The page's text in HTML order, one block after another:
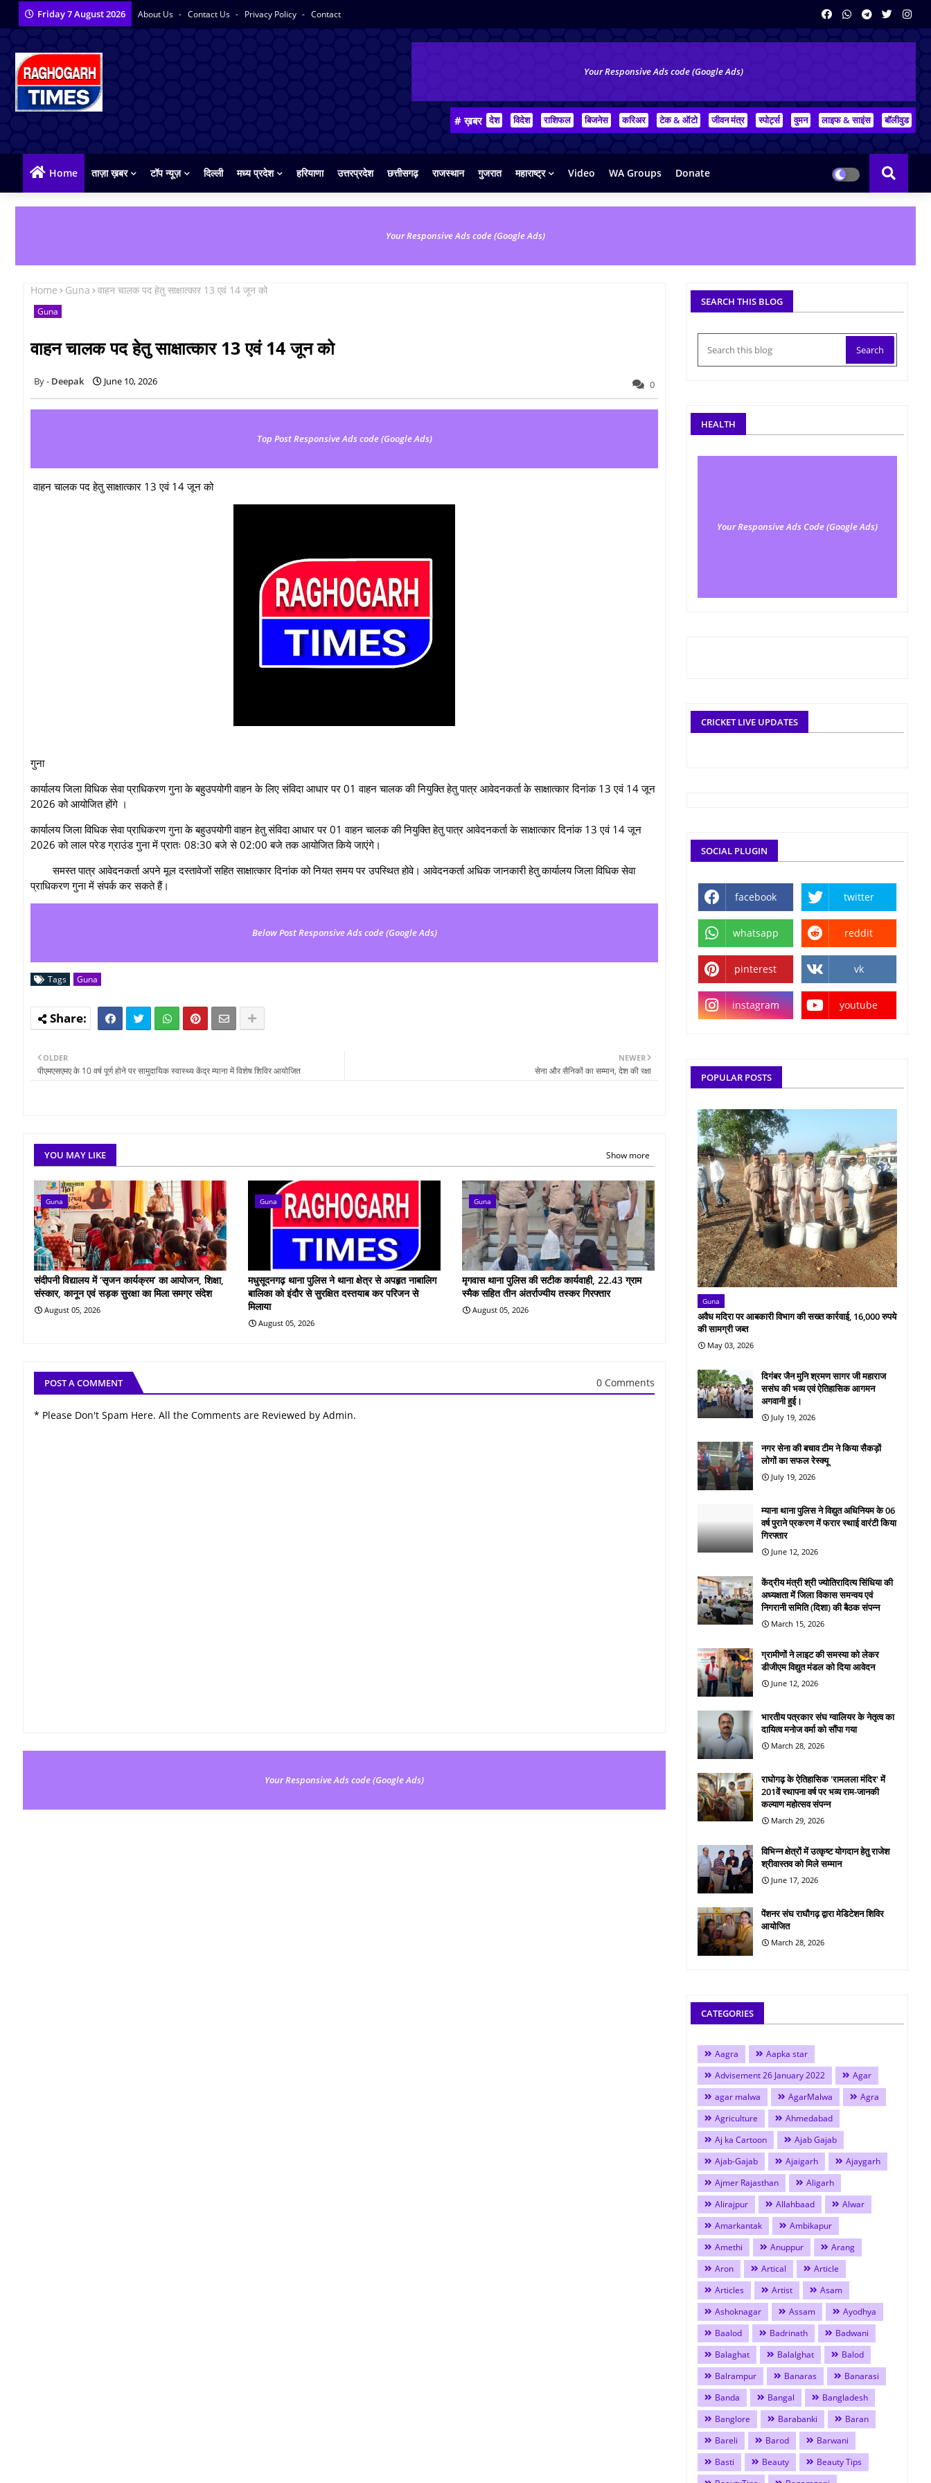
Friday 7 August 2026 About Us Contact Us Privacy Policy Contact
Your Responsive Ads code (Google Ads)
# ख़बर देश विदेश राशिफल बिजनेस करिअर टेक & ऑटो जीवन मंत्र स्पोर्ट्स वुमन लाइफ & साइंस बॉलीवुड
Home ताज़ा ख़बर टॉप न्यूज़ दिल्ली मध्य प्रदेश हरियाणा उत्तरप्रदेश छत्तीसगढ़ राजस्थान गुजरात महाराष्ट्र Video WA Groups Donate
Your Responsive Ads code (Google Ads)
Home Guna वाहन चालक पद हेतु साक्षात्कार 13 एवं 14 जून को
Guna
वाहन चालक पद हेतु साक्षात्कार 13 एवं 14 जून को
Deepak June 10, 2026 0
Top Post Responsive Ads code (Google Ads)
वाहन चालक पद हेतु साक्षात्कार 13 एवं 14 जून को
गुना
कार्यालय जिला विधिक सेवा प्राधिकरण गुना के बहुउपयोगी वाहन के लिए संविदा आधार पर 01 वाहन चालक की नियुक्ति हेतु पात्र आवेदनकर्ता के साक्षात्कार दिनांक 13 एवं 14 जून
2026 को आयोजित होंगे ।
कार्यालय जिला विधिक सेवा प्राधिकरण गुना के बहुउपयोगी वाहन हेतु संविदा आधार पर 01 वाहन चालक की नियुक्ति हेतु पात्र आवेदनकर्ता के साक्षात्कार दिनांक 13 एवं 14 जून
2026 को लाल परेड ग्राउंड गुना में प्रातः 08:30 बजे से 02:00 बजे तक आयोजित किये जाएंगे।
समस्त पात्र आवेदनकर्ता अपने मूल दस्तावेजों सहित साक्षात्कार दिनांक को नियत समय पर उपस्थित होवे। आवेदनकर्ता अधिक जानकारी हेतु कार्यालय जिला विधिक सेवा
प्राधिकरण गुना में संपर्क कर सकते हैं।
Below Post Responsive Ads code (Google Ads)
Tags Guna
NEWER
सेना और सैनिकों का सम्मान, देश की रक्षा
OLDER
पीएमएसएमए के 10 वर्ष पूर्ण होने पर सामुदायिक स्वास्थ्य केंद्र म्याना में विशेष शिविर आयोजित
YOU MAY LIKE Show more
Guna
संदीपनी विद्यालय में ‘सृजन कार्यक्रम’ का आयोजन, शिक्षा,
संस्कार, कानून एवं सड़क सुरक्षा का मिला समग्र संदेश
August 05, 2026
Guna
मधुसूदनगढ़ थाना पुलिस ने थाना क्षेत्र से अपहृत नाबालिग
बालिका को इंदौर से सुरक्षित दस्तयाब कर परिजन से
मिलाया
August 05, 2026
Guna
मृगवास थाना पुलिस की सटीक कार्यवाही, 22.43 ग्राम
स्मैक सहित तीन अंतर्राज्यीय तस्कर गिरफ्तार
August 05, 2026
POST A COMMENT 0 Comments
* Please Don't Spam Here. All the Comments are Reviewed by Admin.
Your Responsive Ads code (Google Ads)
SEARCH THIS BLOG
HEALTH
Your Responsive Ads Code (Google Ads)
CRICKET LIVE UPDATES
SOCIAL PLUGIN
facebook twitter
whatsapp reddit
pinterest vk
instagram youtube
POPULAR POSTS
Guna
अवैध मदिरा पर आबकारी विभाग की सख्त कार्रवाई, 16,000 रुपये
की सामग्री जब्त
May 03, 2026
दिगंबर जैन मुनि श्रमण सागर जी महाराज
ससंघ की भव्य एवं ऐतिहासिक आगमन
अगवानी हुई।
July 19, 2026
नगर सेना की बचाव टीम ने किया सैकड़ों
लोगों का सफल रेस्क्यू
July 19, 2026
म्याना थाना पुलिस ने विद्युत अधिनियम के 06
वर्ष पुराने प्रकरण में फरार स्थाई वारंटी किया
गिरफ्तार
June 12, 2026
केंद्रीय मंत्री श्री ज्योतिरादित्य सिंधिया की
अध्यक्षता में जिला विकास समन्वय एवं
निगरानी समिति (दिशा) की बैठक संपन्न
March 15, 2026
ग्रामीणों ने लाइट की समस्या को लेकर
डीजीएम विद्युत मंडल को दिया आवेदन
June 12, 2026
भारतीय पत्रकार संघ ग्वालियर के नेतृत्व का
दायित्व मनोज वर्मा को सौंपा गया
March 28, 2026
राघोगढ़ के ऐतिहासिक 'रामलला मंदिर' में
201वें स्थापना वर्ष पर भव्य राम-जानकी
कल्याण महोत्सव संपन्न
March 29, 2026
विभिन्न क्षेत्रों में उत्कृष्ट योगदान हेतु राजेश
श्रीवास्तव को मिले सम्मान
June 17, 2026
पेंशनर संघ राघौगढ़ द्वारा मेडिटेशन शिविर
आयोजित
March 28, 2026
CATEGORIES
Aagra
Aapka star
Advisement 26 January 2022
Agar
agar malwa
AgarMalwa
Agra
Agriculture
Ahmedabad
Aj ka Cartoon
Ajab Gajab
Ajab-Gajab
Ajaigarh
Ajaygarh
Ajmer Rajasthan
Aligarh
Alirajpur
Allahbaad
Alwar
Amarkantak
Ambikapur
Amethi
Anuppur
Arang
Aron
Artical
Article
Articles
Artist
Asam
Ashoknagar
Assam
Ayodhya
Baalod
Badrinath
Badwani
Balaghat
Balalghat
Balod
Balrampur
Banaras
Banarasi
Banda
Bangal
Bangladesh
Banglore
Barabanki
Baran
Bareli
Barod
Barwani
Basti
Beauty
Beauty Tips